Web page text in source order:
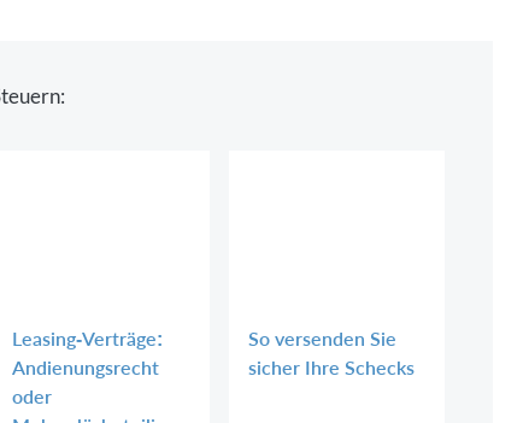
Leasing-Verträge:
Andienungsrecht
oder
So versenden Sie
sicher Ihre Schecks